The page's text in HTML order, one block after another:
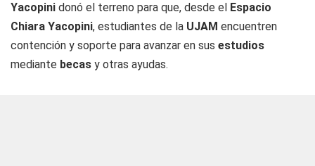
Yacopini donó el terreno para que, desde el Espacio
Chiara Yacopini, estudiantes de la UJAM encuentren
contención y soporte para avanzar en sus estudios
mediante becas y otras ayudas.